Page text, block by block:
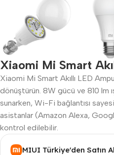
Xiaomi Mi Smart
Xiaomi Mi Smart Akıllı LED
dönüştürün. 8W gücü ve 810 lm
sunarken, Wi-Fi bağlantısı
asistanlar (Amazon Alexa,
kontrol edilebilir.
MIUI Türkiye'den Satın Al